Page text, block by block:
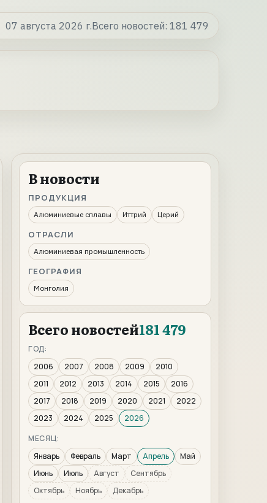
07 августа 2026 г.Всего новостей: 181 479
В новости
ПРОДУКЦИЯ
Алюминиевые сплавы Иттрий Церий
ОТРАСЛИ
Алюминиевая промышленность
ГЕОГРАФИЯ
Монголия
Всего новостей181 479
ГОД:
2006
2007 2008 2009
2010
2011
2012 2013 2014 2015
2016
2017
2018 2019 2020 2021
2022
2023
2024 2025
2026
МЕСЯЦ:
Январь
Февраль Март Апрель
Май
Июнь
Июль Август
Сентябрь
Октябрь
Ноябрь Декабрь